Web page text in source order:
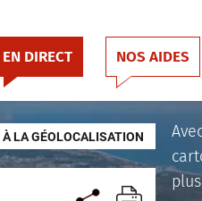
EN DIRECT NOS AIDES
À LA GÉOLOCALISATION